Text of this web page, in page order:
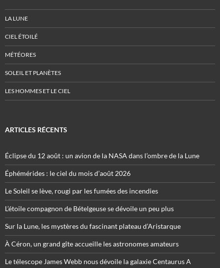
LA LUNE
CIEL ÉTOILÉ
MÉTÉORES
SOLEIL ET PLANÈTES
LES HOMMES ET LE CIEL
ARTICLES RÉCENTS
Éclipse du 12 août : un avion de la NASA dans l’ombre de la Lune
Éphémérides : le ciel du mois d’août 2026
Le Soleil se lève, rougi par les fumées des incendies
L’étoile compagnon de Bételgeuse se dévoile un peu plus
Sur la Lune, les mystères du fascinant plateau d’Aristarque
À Céron, un grand gîte accueille les astronomes amateurs
Le télescope James Webb nous dévoile la galaxie Centaurus A